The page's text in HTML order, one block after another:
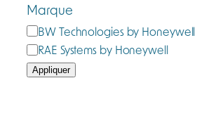
Marque
M
a
r
BW Technologies by Honeywell
RAE Systems by Honeywell
Appliquer